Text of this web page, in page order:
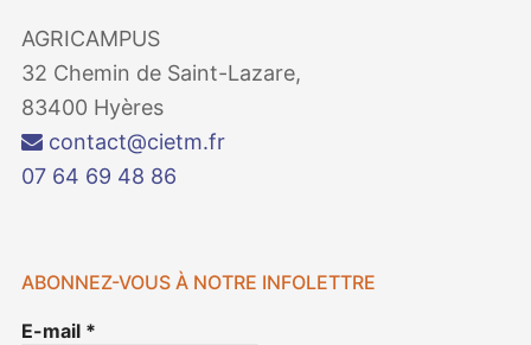
AGRICAMPUS
32 Chemin de Saint-Lazare,
83400 Hyères
contact@cietm.fr
07 64 69 48 86
ABONNEZ-VOUS À NOTRE INFOLETTRE
E-mail *